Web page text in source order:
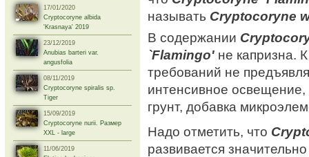
17/01/2020
Cryptocoryne albida
'Krasnaya' 2019
23/12/2019
Anubias barteri var.
angusfolia
08/11/2019
Cryptocoryne spiralis sp.
Tiger
15/09/2019
Cryptocoryne nurii. Размер
XXL - large
11/06/2019
называть Cryptocoryne
В содержании
`Flamingo' не капризна.
требований не
интенсивное освещение,
грунт, добавка
Надо отметить, что
развивается